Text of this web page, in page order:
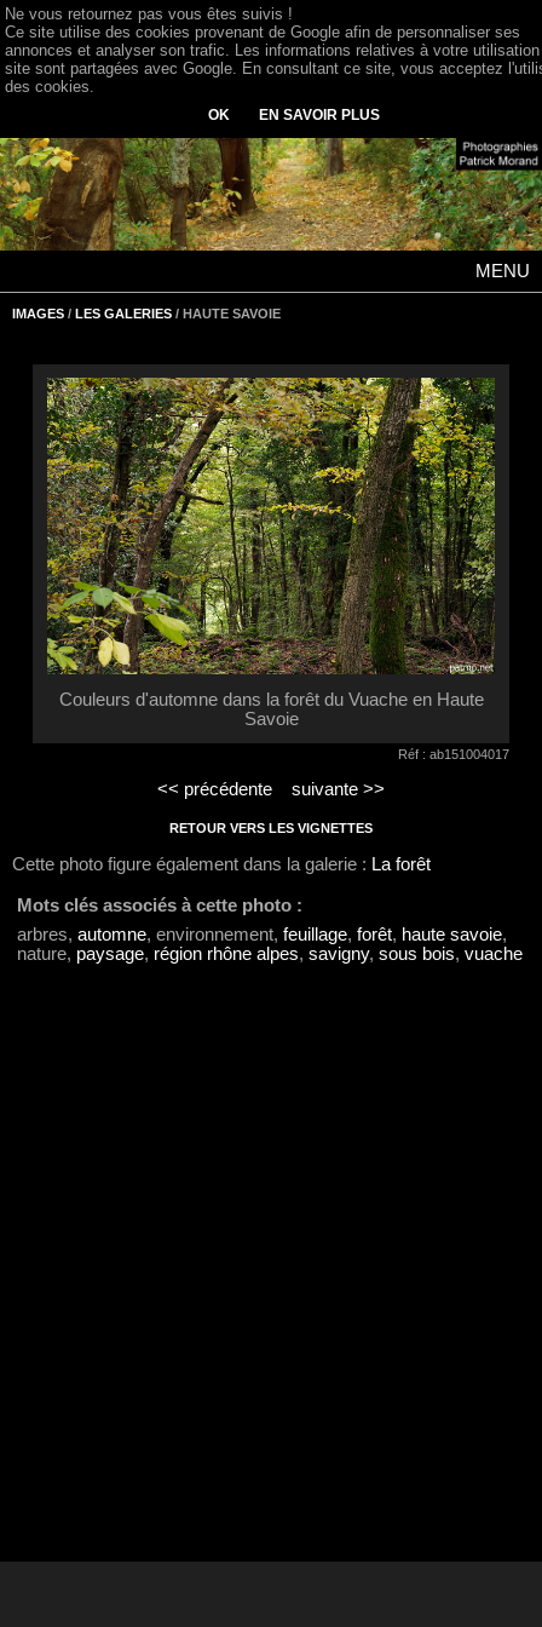
MENU
IMAGES / LES GALERIES / HAUTE SAVOIE
Couleurs d'automne dans la forêt du Vuache en Haute
Savoie
Réf : ab151004017
<< précédente suivante >>
RETOUR VERS LES VIGNETTES
Cette photo figure également dans la galerie : La forêt
Mots clés associés à cette photo :
arbres, automne, environnement, feuillage, forêt, haute savoie,
nature, paysage, région rhône alpes, savigny, sous bois, vuache
Ne vous retournez pas vous êtes suivis !
Ce site utilise des cookies provenant de Google afin de personnaliser ses
annonces et analyser son trafic. Les informations relatives à votre
site sont partagées avec Google. En consultant ce site, vous acceptez
des cookies.
OK EN SAVOIR PLUS